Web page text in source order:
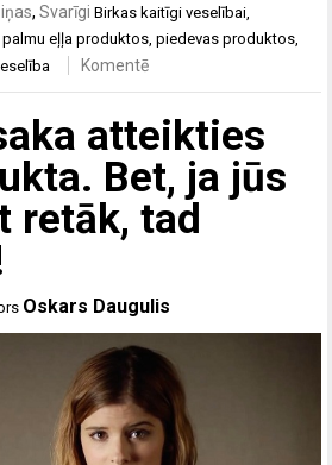
,Svarīgi Birkaskaitīgi veselībai
,palmu eļļa produktos ,piedevas produktos
Komentē
atteikties
Bet, ja jūs
retāk, tad
Oskars Daugulis